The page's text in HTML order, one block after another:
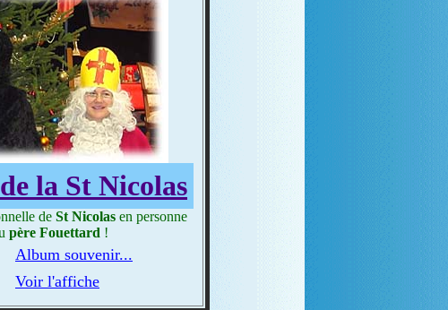
la St Nicolas
de St Nicolasen personne
père Fouettard !
Album souvenir...
Voir l'affiche